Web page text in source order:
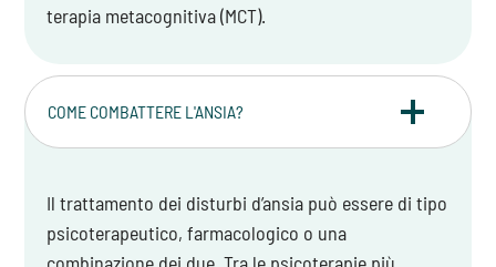
terapia metacognitiva (MCT).
COME COMBATTERE L'ANSIA?
Il trattamento dei disturbi d’ansia può essere di tipo
psicoterapeutico, farmacologico o una